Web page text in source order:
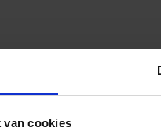
van cookies
gevoel +10%)
track